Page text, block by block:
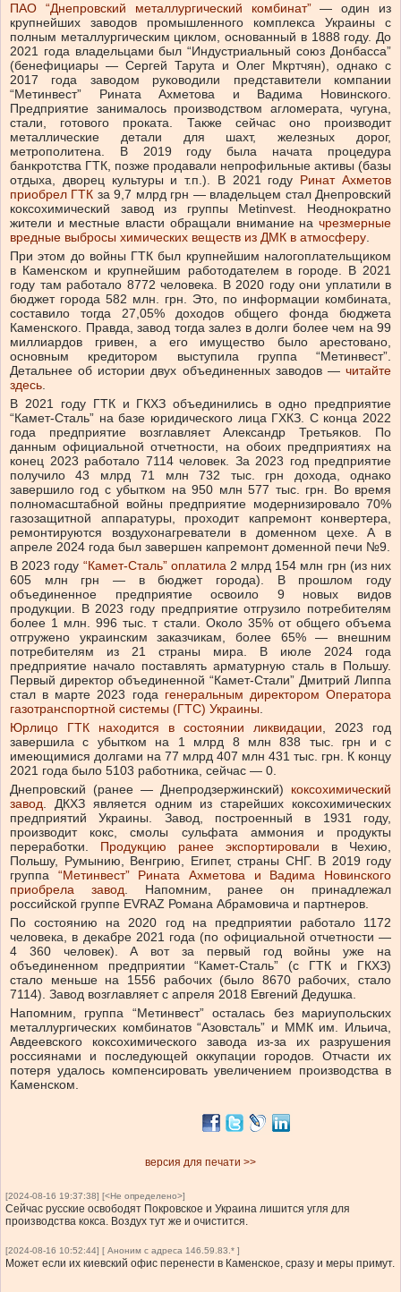
ПАО “Днепровский металлургический комбинат”— один из
крупнейших заводов промышленного комплекса Украины с
полным металлургическим циклом, основанный в 1888 году. До
2021 года владельцами был “Индустриальный союз Донбасса”
(бенефициары — Сергей Тарута и Олег Мкртчян), однако с
2017 года заводом руководили представители компании
“Метинвест” Рината Ахметова и Вадима Новинского.
Предприятие занималось производством агломерата, чугуна,
стали, готового проката. Также сейчас оно производит
металлические детали для шахт, железных дорог,
метрополитена. В 2019 году была начата процедура
банкротства ГТК, позже продавали непрофильные активы (базы
отдыха, дворец культуры и т.п.). В 2021 году Ринат Ахметов
приобрел ГТК за 9,7 млрд грн — владельцем стал Днепровский
коксохимический завод из группы Metinvest. Неоднократно
жители и местные власти обращали внимание на чрезмерные
вредные выбросы химических веществ из ДМК в атмосферу.
При этом до войны ГТК был крупнейшим налогоплательщиком
в Каменском и крупнейшим работодателем в городе. В 2021
году там работало 8772 человека. В 2020 году они уплатили в
бюджет города 582 млн. грн. Это, по информации комбината,
составило тогда 27,05% доходов общего фонда бюджета
Каменского. Правда, завод тогда залез в долги более чем на 99
миллиардов гривен, а его имущество было арестовано,
основным кредитором выступила группа “Метинвест”.
Детальнее об истории двух объединенных заводов — читайте
здесь.
В 2021 году ГТК и ГКХЗ объединились в одно предприятие
“Камет-Сталь” на базе юридического лица ГХКЗ. С конца 2022
года предприятие возглавляет Александр Третьяков. По
данным официальной отчетности, на обоих предприятиях на
конец 2023 работало 7114 человек. За 2023 год предприятие
получило 43 млрд 71 млн 732 тыс. грн дохода, однако
завершило год с убытком на 950 млн 577 тыс. грн. Во время
полномасштабной войны предприятие модернизировало 70%
газозащитной аппаратуры, проходит капремонт конвертера,
ремонтируются воздухонагреватели в доменном цехе. А в
апреле 2024 года был завершен капремонт доменной печи №9.
В 2023 году “Камет-Сталь” оплатила2 млрд 154 млн грн (из них
605 млн грн — в бюджет города). В прошлом году
объединенное предприятие освоило 9 новых видов
продукции. В 2023 году предприятие отгрузило потребителям
более 1 млн. 996 тыс. т стали. Около 35% от общего объема
отгружено украинским заказчикам, более 65% — внешним
потребителям из 21 страны мира. В июле 2024 года
предприятие начало поставлять арматурную сталь в Польшу.
Первый директор объединенной “Камет-Стали” Дмитрий Липпа
стал в марте 2023 года генеральным директором Оператора
газотранспортной системы (ГТС) Украины.
Юрлицо ГТК находится в состоянии ликвидации, 2023 год
завершила с убытком на 1 млрд 8 млн 838 тыс. грн и с
имеющимися долгами на 77 млрд 407 млн ​​431 тыс. грн. К концу
2021 года было 5103 работника, сейчас — 0.
Днепровский (ранее — Днепродзержинский) коксохимический
завод. ДКХЗ является одним из старейших коксохимических
предприятий Украины. Завод, построенный в 1931 году,
производит кокс, смолы сульфата аммония и продукты
переработки. Продукцию ранее экспортировали в Чехию,
Польшу, Румынию, Венгрию, Египет, страны СНГ. В 2019 году
группа “Метинвест” Рината Ахметова и Вадима Новинского
приобрела завод. Напомним, ранее он принадлежал
российской группе EVRAZ Романа Абрамовича и партнеров.
По состоянию на 2020 год на предприятии работало 1172
человека, в декабре 2021 года (по официальной отчетности —
4 360 человек). А вот за первый год войны уже на
объединенном предприятии “Камет-Сталь” (с ГТК и ГКХЗ)
стало меньше на 1556 рабочих (было 8670 рабочих, стало
7114). Завод возглавляет с апреля 2018 Евгений Дедушка.
Напомним, группа “Метинвест” осталась без мариупольских
металлургических комбинатов “Азовсталь” и ММК им. Ильича,
Авдеевского коксохимического завода из-за их разрушения
россиянами и последующей оккупации городов. Отчасти их
потеря удалось компенсировать увеличением производства в
Каменском.
версия для печати >>
[2024-08-16 19:37:38] [<Не определено>]
Сейчас русские освободят Покровское и Украина лишится угля для
производства кокса. Воздух тут же и очистится.
[2024-08-16 10:52:44] [ Аноним с адреса 146.59.83.* ]
Может если их киевский офис перенести в Каменское, сразу и меры примут.